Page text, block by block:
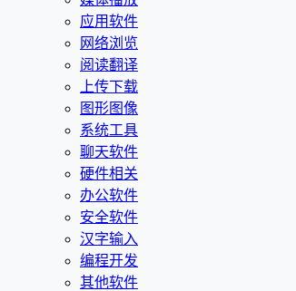
应用软件
网络浏览
阅读翻译
上传下载
图形图像
系统工具
聊天软件
硬件相关
办公软件
安全软件
汉字输入
编程开发
其他软件